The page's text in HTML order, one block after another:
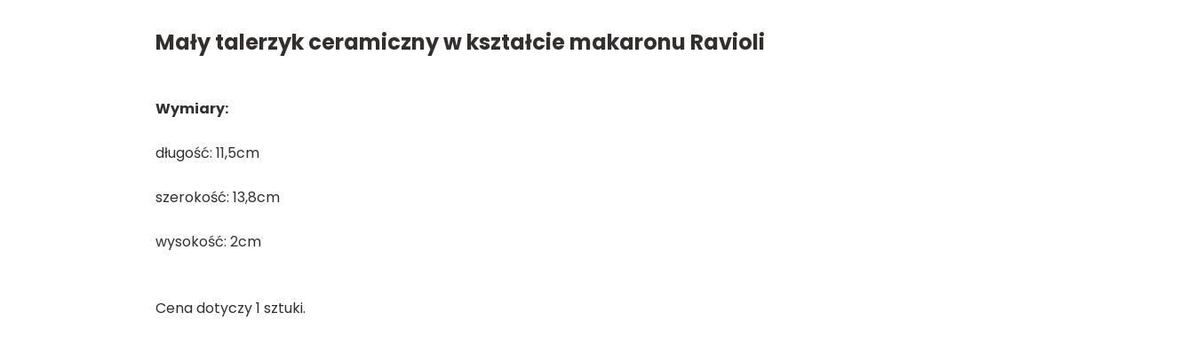
Mały talerzyk ceramiczny w kształcie makaronu Ravioli
Wymiary:
długość: 11,5cm
szerokość: 13,8cm
wysokość: 2cm
Cena dotyczy 1 sztuki.